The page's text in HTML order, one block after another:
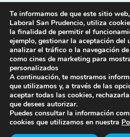
Políticas
Política de Privacidad
Política de cookies
Aviso Legal
Te informamos de que este sitio
Laboral San Prudencio, utiliza
la finalidad de permitir el
ejemplo, gestionar la aceptación del
analizar el tráfico o la navegación
como cines de marketing para
personalizados
A continuación, te mostramos
que utilizamos y, a través de las
aceptar todas las cookies,
que desees autorizar.
Puedes consultar la información
cookies que utilizamos en nuestra